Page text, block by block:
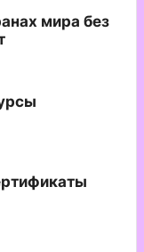
мира без